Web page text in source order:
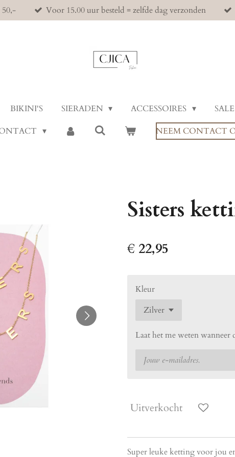
50,- Voor 15.00 uur besteld = zelfde dag verzonden
BIKINI'S SIERADEN ACCESSOIRES SALE
NEEM CONTACT
Sisters
€ 22,95
Kleur
Laat het me weten
Uitverkocht
Super leuke ketting voor jou